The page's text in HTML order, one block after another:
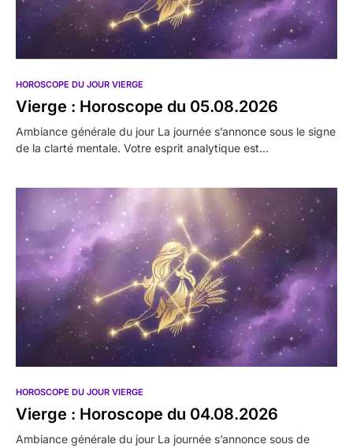
HOROSCOPE DU JOUR VIERGE
Vierge : Horoscope du 05.08.2026
Ambiance générale du jour La journée s’annonce sous le signe
de la clarté mentale. Votre esprit analytique est…
HOROSCOPE DU JOUR VIERGE
Vierge : Horoscope du 04.08.2026
Ambiance générale du jour La journée s’annonce sous de